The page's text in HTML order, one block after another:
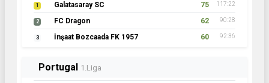
1 Galatasaray SC 75 117:22
2 FC Dragon 62 90:28
3 İnşaat Bozcaada FK 1957 60 92:36
Portugal 1.Liga